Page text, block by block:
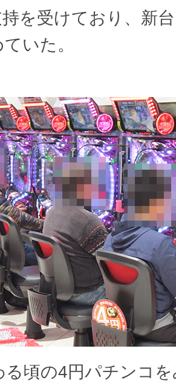
持を受けており、新
いた。
る頃の4円パチンコ